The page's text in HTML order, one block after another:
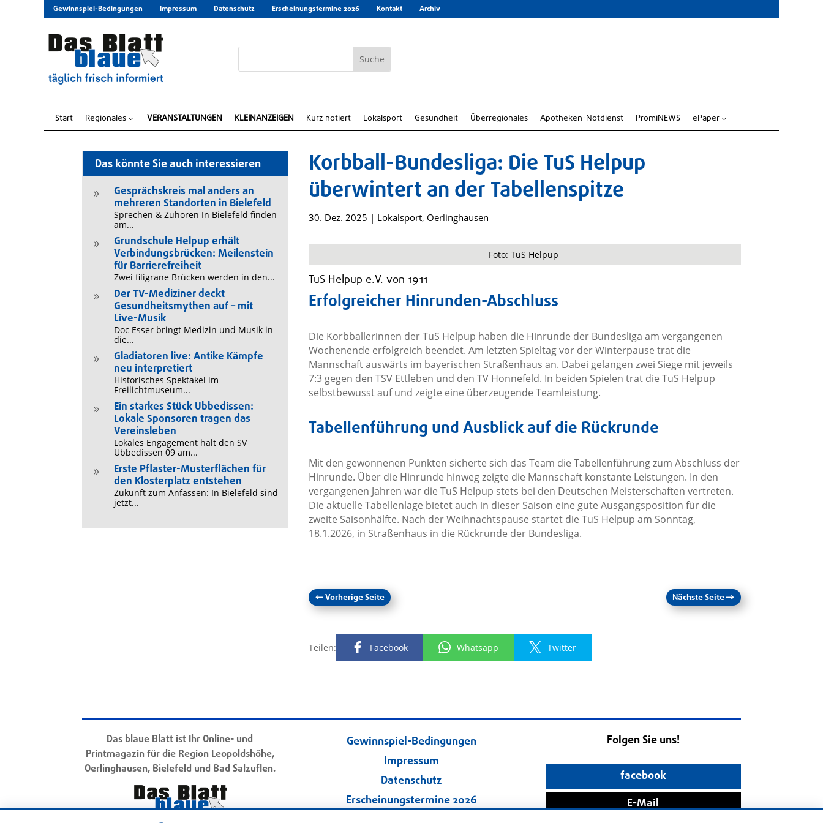
Gewinnspiel-Bedingungen Impressum Datenschutz Erscheinungstermine 2026 Kontakt Archiv
Start Regionales 3 VERANSTALTUNGEN KLEINANZEIGEN Kurz notiert Lokalsport Gesundheit Überregionales Apotheken-Notdienst PromiNEWS ePaper 3
Das könnte Sie auch interessieren
9
Gesprächskreis mal anders an
mehreren Standorten in Bielefeld
Sprechen & Zuhören In Bielefeld finden
am...
9
Grundschule Helpup erhält
Verbindungsbrücken: Meilenstein
für Barrierefreiheit
Zwei filigrane Brücken werden in den...
9
Der TV-Mediziner deckt
Gesundheitsmythen auf – mit
Live-Musik
Doc Esser bringt Medizin und Musik in
die...
9
Gladiatoren live: Antike Kämpfe
neu interpretiert
Historisches Spektakel im
Freilichtmuseum...
9
Ein starkes Stück Ubbedissen:
Lokale Sponsoren tragen das
Vereinsleben
Lokales Engagement hält den SV
Ubbedissen 09 am...
9
Erste Pflaster-Musterflächen für
den Klosterplatz entstehen
Zukunft zum Anfassen: In Bielefeld sind
jetzt...
Korbball-Bundesliga: Die TuS Helpup
überwintert an der Tabellenspitze
30. Dez. 2025 | Lokalsport, Oerlinghausen
Foto: TuS Helpup
TuS Helpup e.V. von 1911
Erfolgreicher Hinrunden-Abschluss
Die Korbballerinnen der TuS Helpup haben die Hinrunde der Bundesliga am vergangenen
Wochenende erfolgreich beendet. Am letzten Spieltag vor der Winterpause trat die
Mannschaft auswärts im bayerischen Straßenhaus an. Dabei gelangen zwei Siege mit jeweils
7:3 gegen den TSV Ettleben und den TV Honnefeld. In beiden Spielen trat die TuS Helpup
selbstbewusst auf und zeigte eine überzeugende Teamleistung.
Tabellenführung und Ausblick auf die Rückrunde
Mit den gewonnenen Punkten sicherte sich das Team die Tabellenführung zum Abschluss der
Hinrunde. Über die Hinrunde hinweg zeigte die Mannschaft konstante Leistungen. In den
vergangenen Jahren war die TuS Helpup stets bei den Deutschen Meisterschaften vertreten.
Die aktuelle Tabellenlage bietet auch in dieser Saison eine gute Ausgangsposition für die
zweite Saisonhälfte. Nach der Weihnachtspause startet die TuS Helpup am Sonntag,
18.1.2026, in Straßenhaus in die Rückrunde der Bundesliga.
←Vorherige Seite Nächste Seite→
Teilen: Facebook Whatsapp Twitter
Das blaue Blatt ist Ihr Online- und
Printmagazin für die Region Leopoldshöhe,
Oerlinghausen, Bielefeld und Bad Salzuflen.
Gewinnspiel-Bedingungen
Impressum
Datenschutz
Erscheinungstermine 2026
Folgen Sie uns!
facebook
E-Mail